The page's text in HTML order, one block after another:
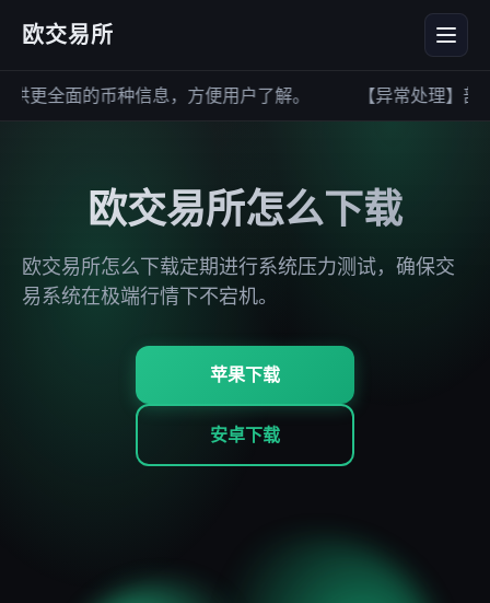
欧交易所
全面的币种信息，方便用户了解。 【异常处理】部
欧交易所怎么下载
欧交易所怎么下载定期进行系统压力测试，确保交
易系统在极端行情下不宕机。
苹果下载
安卓下载